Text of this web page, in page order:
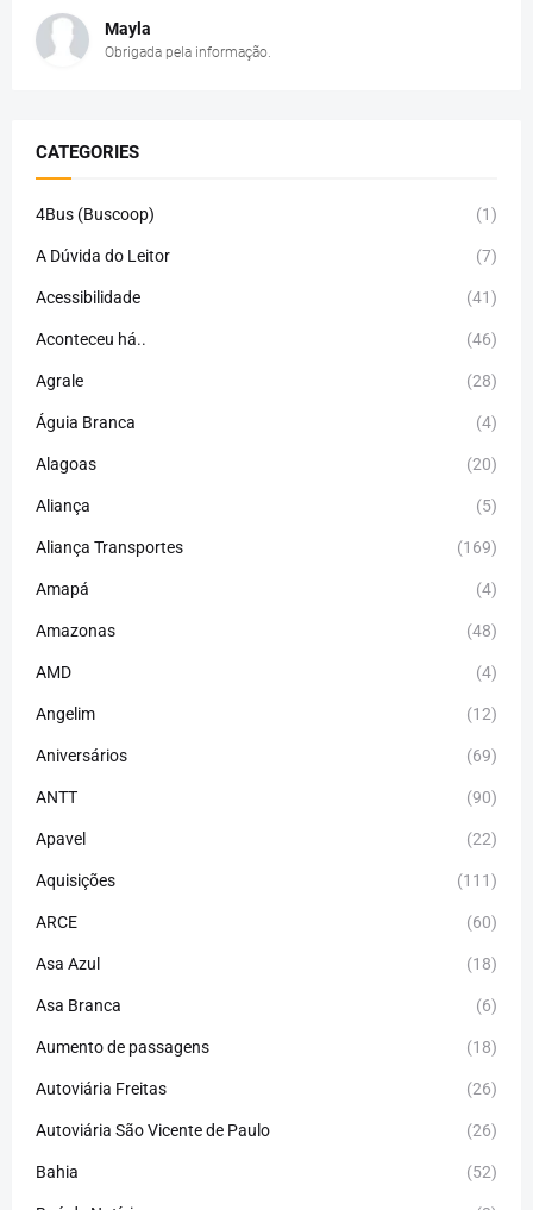
Mayla
Obrigada pela informação.
CATEGORIES
4Bus (Buscoop) (1)
A Dúvida do Leitor (7)
Acessibilidade (41)
Aconteceu há.. (46)
Agrale (28)
Águia Branca (4)
Alagoas (20)
Aliança (5)
Aliança Transportes (169)
Amapá (4)
Amazonas (48)
AMD (4)
Angelim (12)
Aniversários (69)
ANTT (90)
Apavel (22)
Aquisições (111)
ARCE (60)
Asa Azul (18)
Asa Branca (6)
Aumento de passagens (18)
Autoviária Freitas (26)
Autoviária São Vicente de Paulo (26)
Bahia (52)